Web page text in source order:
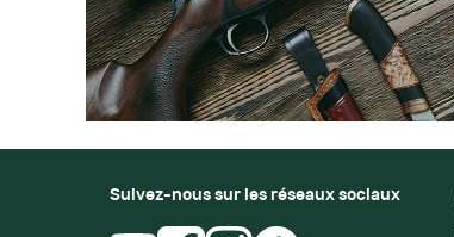
Suivez-nous sur les réseaux sociaux